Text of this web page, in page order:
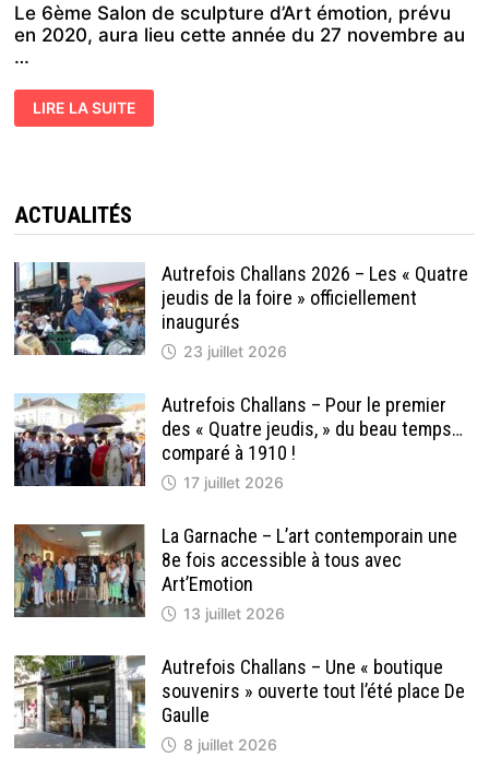
Le 6ème Salon de sculpture d’Art émotion, prévu
en 2020, aura lieu cette année du 27 novembre au
…
LA
GARNACHE AURA
LIRE LA SUITE
ACTUALITÉS
Autrefois Challans 2026 – Les « Quatre
jeudis de la foire » officiellement
inaugurés
23 juillet 2026
Autrefois Challans – Pour le premier
des « Quatre jeudis, » du beau temps…
comparé à 1910 !
17 juillet 2026
La Garnache – L’art contemporain une
8e fois accessible à tous avec
Art’Emotion
13 juillet 2026
Autrefois Challans – Une « boutique
souvenirs » ouverte tout l’été place De
Gaulle
8 juillet 2026